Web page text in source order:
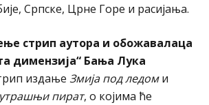
Српске, Црне Горе и расијања.
стрип аутора и обожавалаца
димензија“ Бања Лука
издање Змија под ледоми
пират, о којима ће